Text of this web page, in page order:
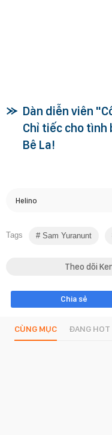
Dàn diễn viên
Chỉ tiếc cho tình
Bê La!
Helino
Tags Sam Yuranunt
Theo dõi
Chia sẻ
CÙNG MỤC ĐANG HOT